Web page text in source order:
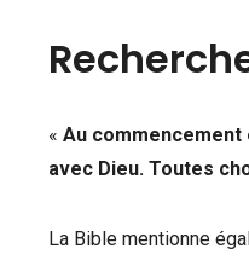
« Au
avec Dieu. Toutes
La Bible mentionne